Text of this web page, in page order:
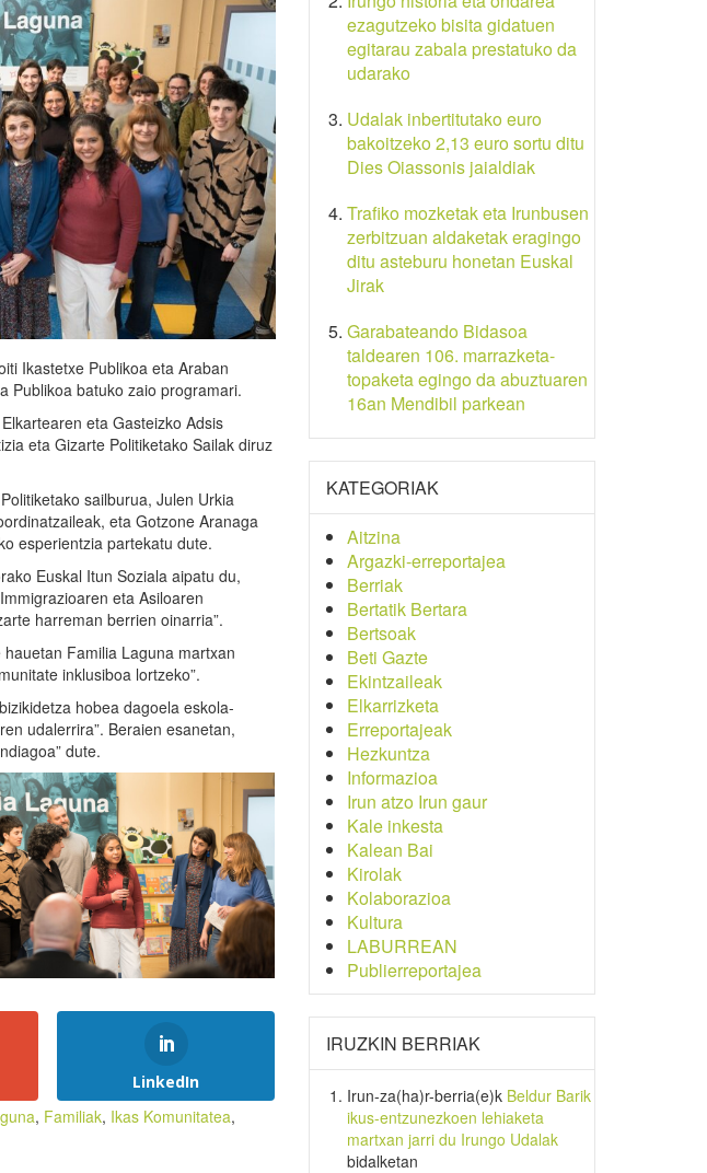
Ikastetxe Publikoa eta Araban
Publikoa batuko zaio programari.
eta Gasteizko Adsis
eta Gizarte Politiketako Sailak diruz
sailburua, Julen Urkia
eta Gotzone Aranaga
esperientzia partekatu dute.
Euskal Itun Soziala aipatu du,
eta Asiloaren
harreman berrien oinarria”.
Familia Laguna martxan
inklusiboa lortzeko”.
hobea dagoela eskola-
udalerrira”. Beraien esanetan,
dute.
LinkedIn
, Familiak, Ikas Komunitatea,
ezagutzeko bisita gidatuen
egitarau zabala prestatuko da
udarako
Udalak inbertitutako euro
bakoitzeko 2,13 euro sortu ditu
Dies Oiassonis jaialdiak
Trafiko mozketak eta Irunbusen
zerbitzuan aldaketak eragingo
ditu asteburu honetan Euskal
Jirak
Garabateando Bidasoa
taldearen 106. marrazketa-
topaketa egingo da abuztuaren
16an Mendibil parkean
KATEGORIAK
Aitzina
Argazki-erreportajea
Berriak
Bertatik Bertara
Bertsoak
Beti Gazte
Ekintzaileak
Elkarrizketa
Erreportajeak
Hezkuntza
Informazioa
Irun atzo Irun gaur
Kale inkesta
Kalean Bai
Kirolak
Kolaborazioa
Kultura
LABURREAN
Publierreportajea
IRUZKIN BERRIAK
Irun-za(ha)r-berria(e)k Beldur Barik
ikus-entzunezkoen lehiaketa
martxan jarri du Irungo Udalak
bidalketan